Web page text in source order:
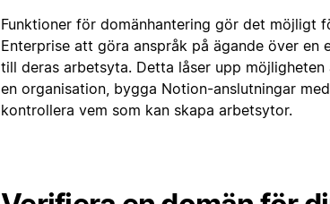
Funktioner för domänhantering gör det möjligt
Enterprise att göra anspråk på ägande över en
till deras arbetsyta. Detta låser upp
en organisation, bygga Notion-anslutningar
kontrollera vem som kan skapa arbetsytor.